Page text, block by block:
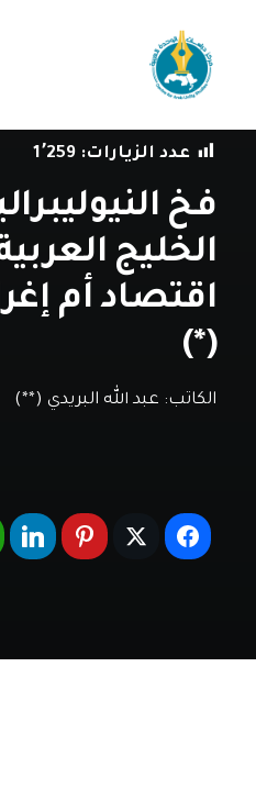
فيدراسات
عدد الزيارات: 1٬259
فخ
الخليج
اقتصاد أم
(*)
الكاتب: عبد الله البريدي (**)